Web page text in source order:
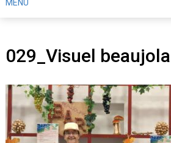
MENU
029_Visuel